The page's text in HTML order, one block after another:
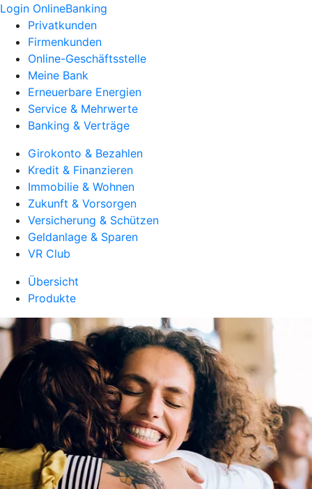
Login OnlineBanking
Privatkunden
Firmenkunden
Online-Geschäftsstelle
Meine Bank
Erneuerbare Energien
Service & Mehrwerte
Banking & Verträge
Girokonto & Bezahlen
Kredit & Finanzieren
Immobilie & Wohnen
Zukunft & Vorsorgen
Versicherung & Schützen
Geldanlage & Sparen
VR Club
Übersicht
Produkte